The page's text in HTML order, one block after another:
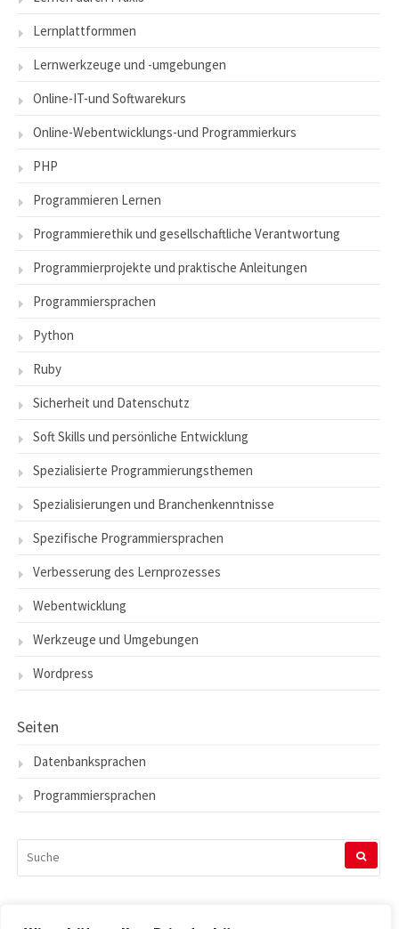
Lernplattformmen
Lernwerkzeuge und -umgebungen
Online-IT-und Softwarekurs
Online-Webentwicklungs-und Programmierkurs
PHP
Programmieren Lernen
Programmierethik und gesellschaftliche Verantwortung
Programmierprojekte und praktische Anleitungen
Programmiersprachen
Python
Ruby
Sicherheit und Datenschutz
Soft Skills und persönliche Entwicklung
Spezialisierte Programmierungsthemen
Spezialisierungen und Branchenkenntnisse
Spezifische Programmiersprachen
Verbesserung des Lernprozesses
Webentwicklung
Werkzeuge und Umgebungen
Wordpress
Seiten
Datenbanksprachen
Programmiersprachen
NACH: